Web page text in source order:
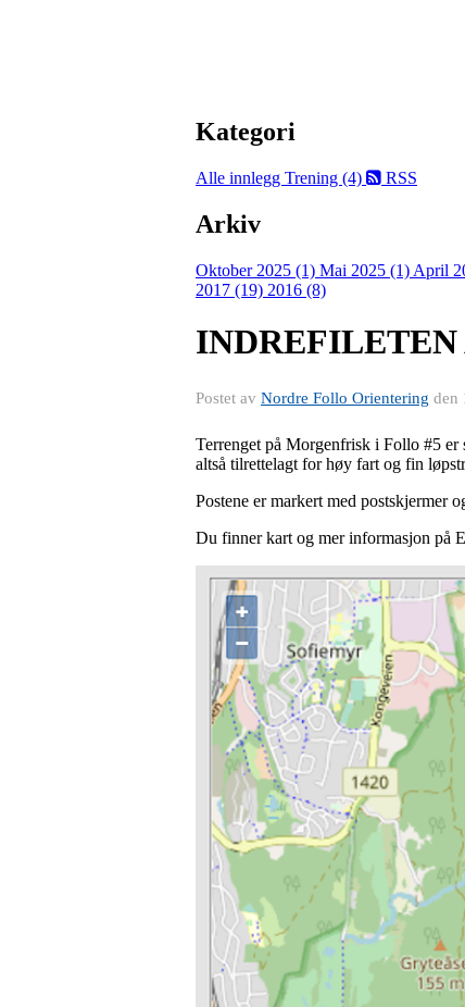
Kategori
Alle innlegg Trening (4) RSS
Arkiv
Oktober 2025 (1) Mai 2025 (1) April
2017 (19) 2016 (8)
Postet av Nordre Follo Orientering den
Terrenget på Morgenfrisk i Follo #5
altså tilrettelagt for høy fart og fin
Postene er markert med postskjermer
Du finner kart og mer informasjon på